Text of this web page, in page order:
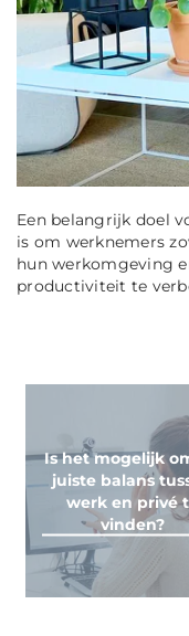
Een belangrijk doel
is om werknemers
hun werkomgeving
productiviteit te
Is het mogelijk
juiste balans
werk en privé
vinden?